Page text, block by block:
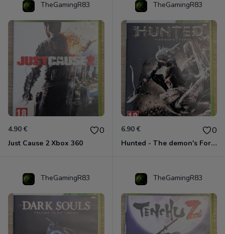
TheGamingR83
4.90 € 0
Just Cause 2 Xbox 360
TheGamingR83
6.90 € 0
Hunted - The demon's Forge Xbox 360 (Complet CIB)
TheGamingR83 TheGamingR83